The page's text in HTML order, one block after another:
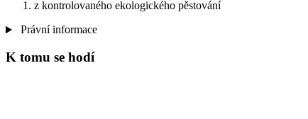
z kontrolovaného ekologického pěstování
Právní informace
K tomu se hodí